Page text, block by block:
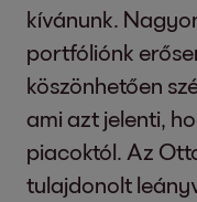
kívánunk.
portfóliónk
köszönhetően
ami azt jelenti,
piacoktól. Az
tulajdonolt